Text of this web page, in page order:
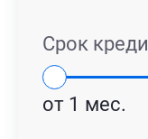
Срок
от 1 мес.